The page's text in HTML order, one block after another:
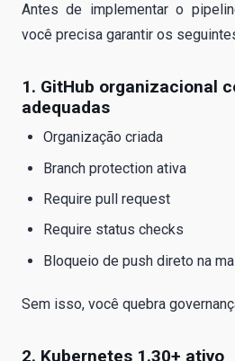
Antes de implementar o
você precisa garantir os
1. GitHub organizacional
adequadas
Organização criada
Branch protection ativa
Require pull request
Require status checks
Bloqueio de push direto na
Sem isso, você quebra
2. Kubernetes 1.30+ ativo